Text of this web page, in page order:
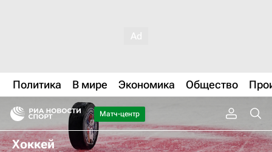
Политика В мире Экономика Общество
Матч-центр
Хоккей